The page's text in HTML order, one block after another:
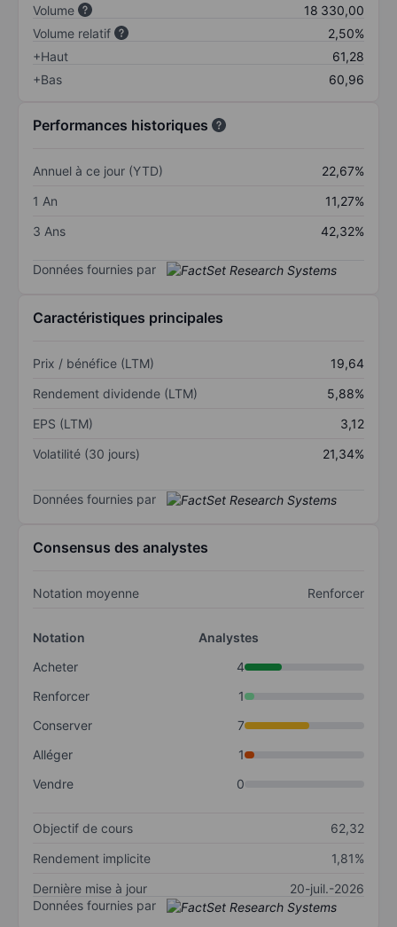
Volume
18 330,00
Volume relatif
2,50%
+Haut
61,28
+Bas
60,96
Performances historiques
Annuel à ce jour (YTD)
22,67%
1 An
11,27%
3 Ans
42,32%
Données fournies par
Caractéristiques principales
Prix / bénéfice (LTM)
19,64
Rendement dividende (LTM)
5,88%
EPS (LTM)
3,12
Volatilité (30 jours)
21,34%
Données fournies par
Consensus des analystes
Notation moyenne Renforcer
Notation
Analystes
Acheter
4
Renforcer
1
Conserver
7
Alléger
1
Vendre
0
Objectif de cours
62,32
Rendement implicite
1,81%
Dernière mise à jour
20-juil.-2026
Données fournies par